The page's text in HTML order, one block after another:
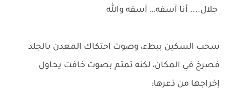
جلال.... أنا آسفه… آسفه والله
سحب السكين ببطء، وصوت احتكاك المعدن بالجلد
فصرخ في المكان، لكنه تمتم بصوت خافت يحاول
إخراجها من ذعرها: